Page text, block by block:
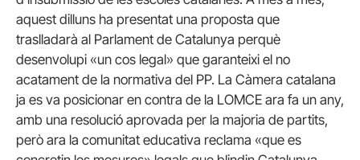
aquest dilluns ha presentat una proposta que
traslladarà al Parlament de Catalunya perquè
desenvolupi «un cos legal» que garanteixi el no
acatament de la normativa del PP. La Càmera catalana
ja es va posicionar en contra de la LOMCE ara fa un any,
amb una resolució aprovada per la majoria de partits,
però ara la comunitat educativa reclama «que es